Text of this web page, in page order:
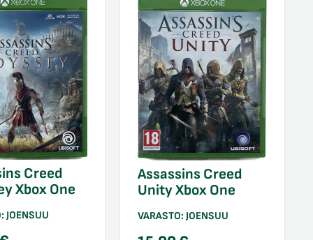
Creed
Xbox One
JOENSUU
Assassins Creed
Unity Xbox One
VARASTO:JOENSUU